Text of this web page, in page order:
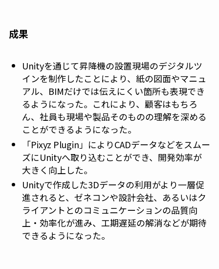
成果
Unityを通じて昇降機の設置現場のデジタルツ
インを制作したことにより、紙の図面やマニュ
アル、BIMだけでは伝えにくい箇所も表現でき
るようになった。これにより、顧客はもちろ
ん、社員も現場や製品そのものの理解を深める
ことができるようになった。
「Pixyz Plugin」によりCADデータなどをスムー
ズにUnityへ取り込むことができ、開発効率が
大きく向上した。
Unityで作成した3Dデータの利用がより一層促
進されると、ゼネコンや設計会社、あるいはク
ライアントとのコミュニケーションの品質向
上・効率化が進み、工期遅延の解消などが期待
できるようになった。